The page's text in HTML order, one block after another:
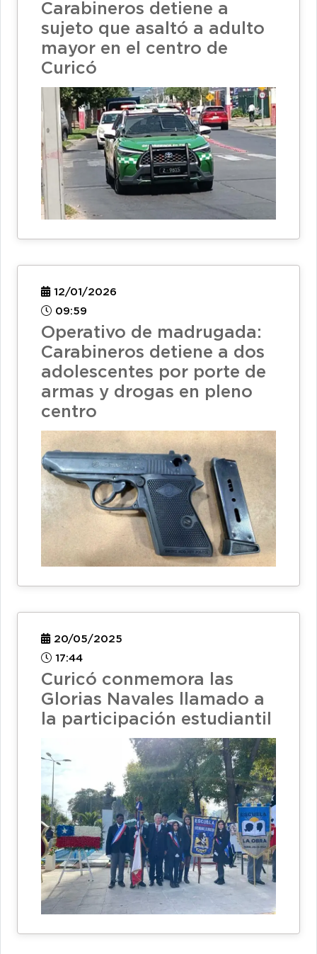
Carabineros detiene a
sujeto que asaltó a adulto
mayor en el centro de
Curicó
12/01/2026
09:59
Operativo de madrugada:
Carabineros detiene a dos
adolescentes por porte de
armas y drogas en pleno
centro
20/05/2025
17:44
Curicó conmemora las
Glorias Navales llamado a
la participación estudiantil